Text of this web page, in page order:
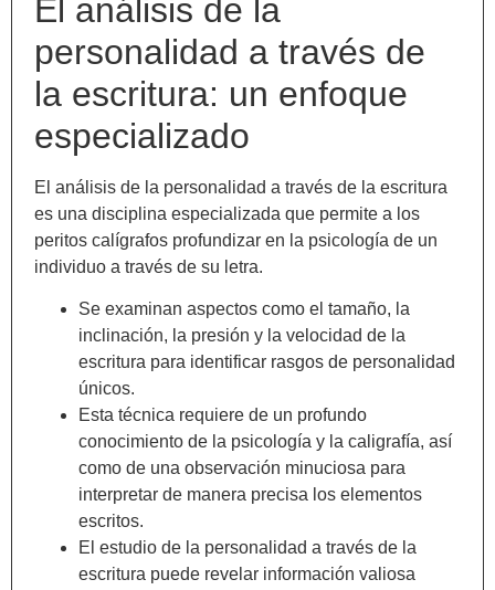
El análisis de la
personalidad a través de
la escritura: un enfoque
especializado
El análisis de la personalidad a través de la escritura
es una disciplina especializada que permite a los
peritos calígrafos profundizar en la psicología de un
individuo a través de su letra.
Se examinan aspectos como el tamaño, la
inclinación, la presión y la velocidad de la
escritura para identificar rasgos de personalidad
únicos.
Esta técnica requiere de un profundo
conocimiento de la psicología y la caligrafía, así
como de una observación minuciosa para
interpretar de manera precisa los elementos
escritos.
El estudio de la personalidad a través de la
escritura puede revelar información valiosa